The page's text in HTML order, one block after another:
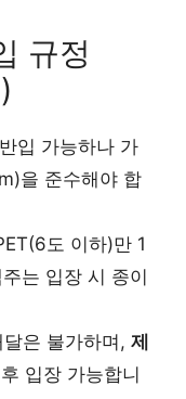
규정
입 가능하나 가
을 준수해야 합
도 이하)만 1
는 입장 시 종이
은 불가하며, 제
입장 가능합니